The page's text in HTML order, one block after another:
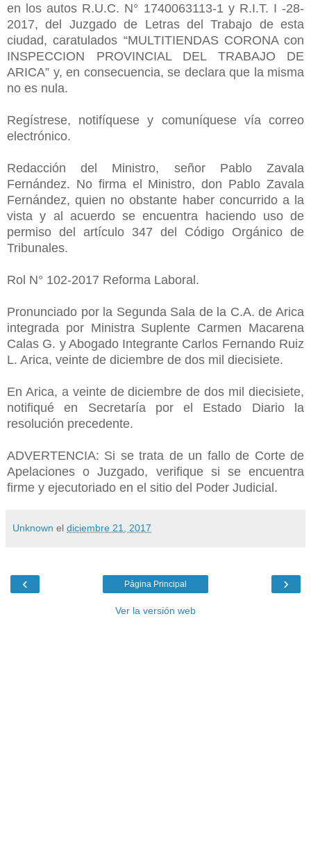
en los autos R.U.C. N° 1740063113-1 y R.I.T. I -28-
2017, del Juzgado de Letras del Trabajo de esta
ciudad, caratulados “MULTITIENDAS CORONA con
INSPECCION PROVINCIAL DEL TRABAJO DE
ARICA” y, en consecuencia, se declara que la misma
no es nula.
Regístrese, notifíquese y comuníquese vía correo
electrónico.
Redacción del Ministro, señor Pablo Zavala
Fernández. No firma el Ministro, don Pablo Zavala
Fernández, quien no obstante haber concurrido a la
vista y al acuerdo se encuentra haciendo uso de
permiso del artículo 347 del Código Orgánico de
Tribunales.
Rol N° 102-2017 Reforma Laboral.
Pronunciado por la Segunda Sala de la C.A. de Arica
integrada por Ministra Suplente Carmen Macarena
Calas G. y Abogado Integrante Carlos Fernando Ruiz
L. Arica, veinte de diciembre de dos mil diecisiete.
En Arica, a veinte de diciembre de dos mil diecisiete,
notifiqué en Secretaría por el Estado Diario la
resolución precedente.
ADVERTENCIA: Si se trata de un fallo de Corte de
Apelaciones o Juzgado, verifique si se encuentra
firme y ejecutoriado en el sitio del Poder Judicial.
Unknown el diciembre 21, 2017
‹ ›
Página Principal
Ver la versión web